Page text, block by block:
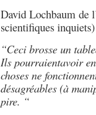
David Lochbaum de
scientifiques
“Ceci brosse un
Ils pourraientavoir
choses ne
désagréables (à
pire. “